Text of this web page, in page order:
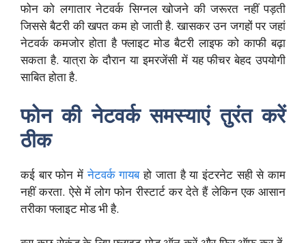
फोन को लगातार नेटवर्क सिग्नल खोजने की जरूरत नहीं पड़ती
जिससे बैटरी की खपत कम हो जाती है. खासकर उन जगहों पर जहां
नेटवर्क कमजोर होता है फ्लाइट मोड बैटरी लाइफ को काफी बढ़ा
सकता है. यात्रा के दौरान या इमरजेंसी में यह फीचर बेहद उपयोगी
साबित होता है.
फोन की नेटवर्क समस्याएं तुरंत करें
ठीक
कई बार फोन मेंनेटवर्क गायबहो जाता है या इंटरनेट सही से काम
नहीं करता. ऐसे में लोग फोन रीस्टार्ट कर देते हैं लेकिन एक आसान
तरीका फ्लाइट मोड भी है.